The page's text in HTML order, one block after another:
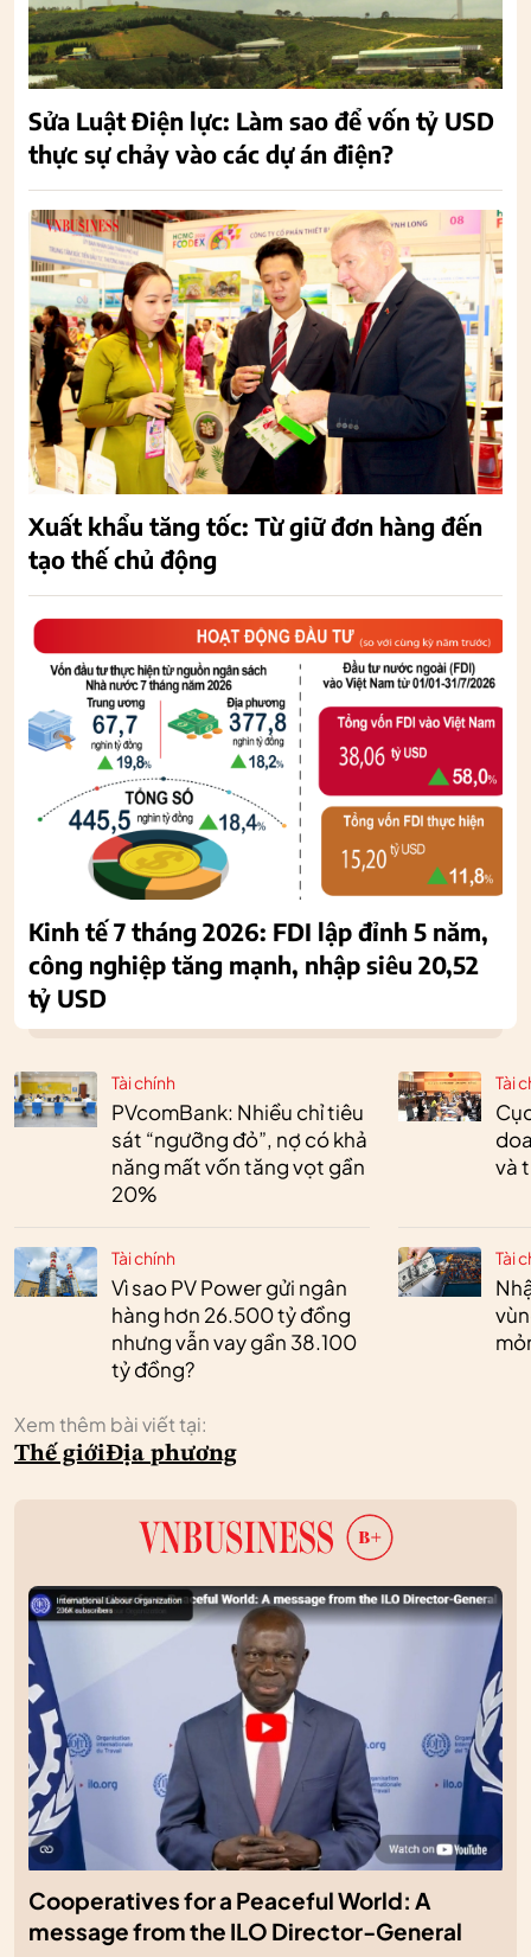
Tài chính
PVcomBank: Nhiều chỉ tiêu
sát “ngưỡng đỏ”, nợ có khả
năng mất vốn tăng vọt gần
20%
Tài chính
Vì sao PV Power gửi ngân
hàng hơn 26.500 tỷ đồng
nhưng vẫn vay gần 38.100
tỷ đồng?
Tài
và
Tài
Xem thêm bài viết tại:
Thế giớiĐịa phương
Sửa Luật Điện lực: Làm sao để vốn tỷ USD
thực sự chảy vào các dự án điện?
Xuất khẩu tăng tốc: Từ giữ đơn hàng đến
tạo thế chủ động
Kinh tế 7 tháng 2026: FDI lập đỉnh 5 năm,
công nghiệp tăng mạnh, nhập siêu 20,52
tỷ USD
Cooperatives for a Peaceful World: A
message from the ILO Director-General